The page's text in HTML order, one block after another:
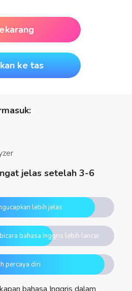
ke tas
jelas setelah 3-6
lebih jelas
bahasa Inggris lebih lancar
percaya diri